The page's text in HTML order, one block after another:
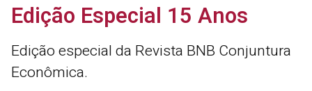
Edição Especial 15 Anos
Edição especial da Revista BNB Conjuntura
Econômica.